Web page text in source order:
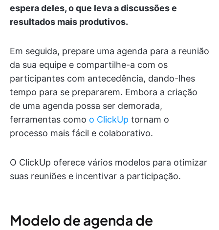
espera deles, o que leva a discussões e
resultados mais produtivos.
Em seguida, prepare uma agenda para a reunião
da sua equipe e compartilhe-a com os
participantes com antecedência, dando-lhes
tempo para se prepararem. Embora a criação
de uma agenda possa ser demorada,
ferramentas como o ClickUp tornam o
processo mais fácil e colaborativo.
O ClickUp oferece vários modelos para otimizar
suas reuniões e incentivar a participação.
Modelo de agenda de